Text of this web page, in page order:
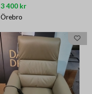
3 400 kr
Örebro